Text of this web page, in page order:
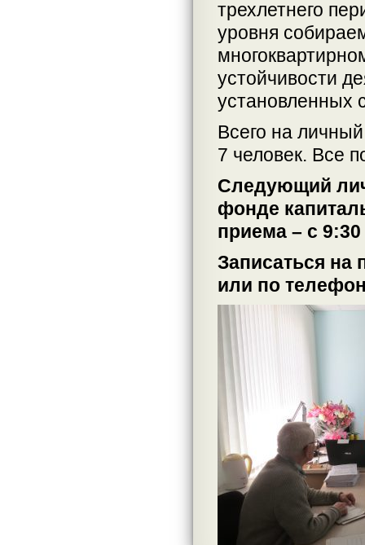
трехлетнего
уровня
устойчивости
установленных
Всего на
7 человек. Все
Следующий
фонде
приема – с
Записаться на
или по